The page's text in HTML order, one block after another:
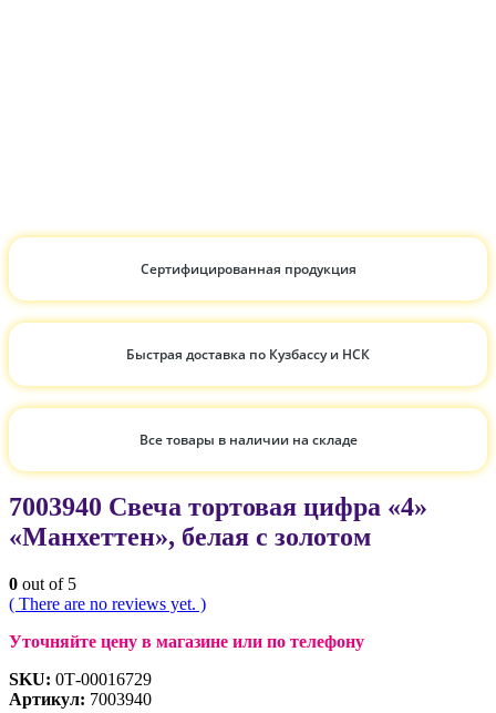
Сертифицированная продукция
Быстрая доставка по Кузбассу и НСК
Все товары в наличии на складе
7003940 Свеча тортовая цифра «4»
«Манхеттен», белая с золотом
0 out of 5
( There are no reviews yet. )
Уточняйте цену в магазине или по телефону
SKU: 0Т-00016729
Артикул: 7003940